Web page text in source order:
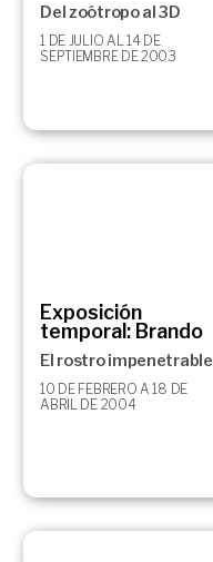
Del zoótropo al 3D
1 DE JULIO AL 14 DE
SEPTIEMBRE DE 2003
Exposición
temporal: Brando
El rostro impenetrable
10 DE FEBRERO A 18 DE
ABRIL DE 2004